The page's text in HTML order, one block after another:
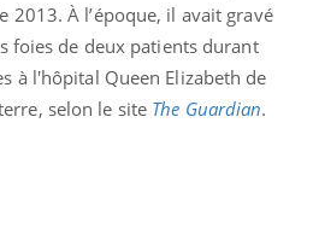
2013. À l’époque, il avait gravé
foies de deux patients durant
à l'hôpital Queen Elizabeth de
selon le site The Guardian.